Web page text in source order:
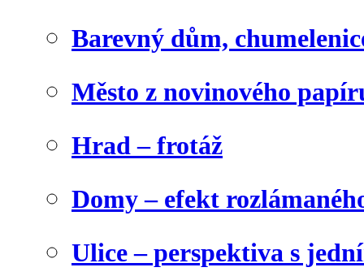
Barevný dům,
Město z novinového
Hrad – frotáž
Domy – efekt
Ulice – perspektiva s